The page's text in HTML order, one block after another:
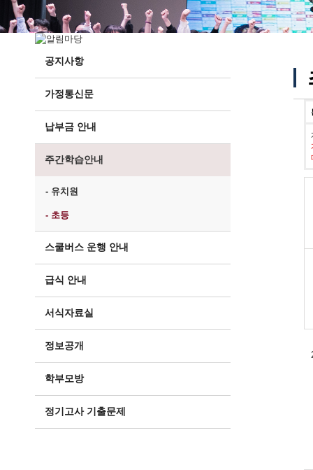
전경사진
공지사항
가정통신문
납부금 안내
주간학습안내
- 유치원
- 초등
스쿨버스 운행 안내
급식 안내
서식자료실
정보공개
학부모방
정기고사 기출문제